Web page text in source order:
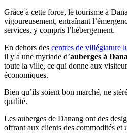
Grâce à cette force, le tourisme à
vigoureusement, entraînant
services, y compris l’hébergement.
En dehors des centres de villégiature
il y a une myriade d’auberges à
toute la ville, ce qui donne aux
économiques.
Bien qu’ils soient bon marché, ne
qualité.
Les auberges de Danang ont des
offrant aux clients des commodités et